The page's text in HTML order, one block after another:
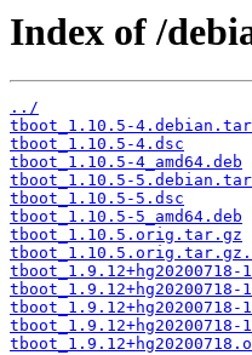
Index of /
../
tboot_1.10.5-
tboot_1.10.5-4.dsc
tboot_1.10.5-4_amd64.deb
tboot_1.10.5-
tboot_1.10.5-5.dsc
tboot_1.10.5-5_amd64.deb
tboot_1.10.5.orig.tar.gz
tboot_1.9.12+hg20200718-
tboot_1.9.12+hg20200718-
tboot_1.9.12+hg20200718-